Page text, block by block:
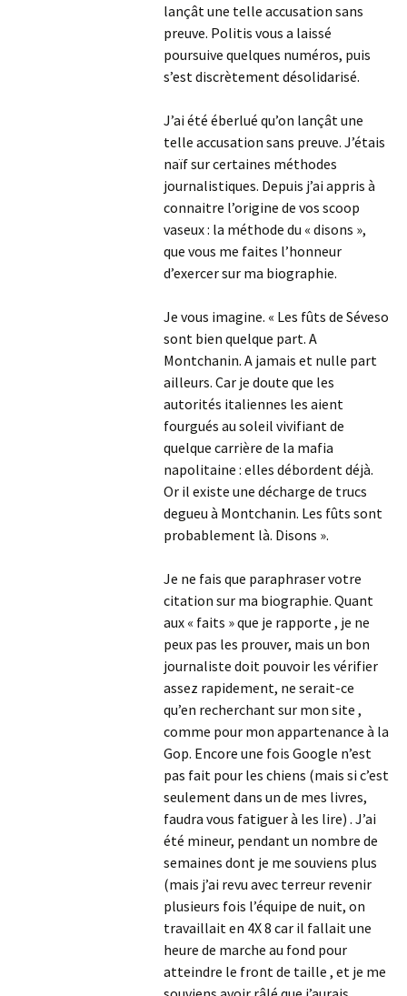
lançât une telle accusation sans
preuve. Politis vous a laissé
poursuive quelques numéros, puis
s’est discrètement désolidarisé.
J’ai été éberlué qu’on lançât une
telle accusation sans preuve. J’étais
naïf sur certaines méthodes
journalistiques. Depuis j’ai appris à
connaitre l’origine de vos scoop
vaseux : la méthode du « disons »,
que vous me faites l’honneur
d’exercer sur ma biographie.
Je vous imagine. « Les fûts de Séveso
sont bien quelque part. A
Montchanin. A jamais et nulle part
ailleurs. Car je doute que les
autorités italiennes les aient
fourgués au soleil vivifiant de
quelque carrière de la mafia
napolitaine : elles débordent déjà.
Or il existe une décharge de trucs
degueu à Montchanin. Les fûts sont
probablement là. Disons ».
Je ne fais que paraphraser votre
citation sur ma biographie. Quant
aux « faits » que je rapporte , je ne
peux pas les prouver, mais un bon
journaliste doit pouvoir les vérifier
assez rapidement, ne serait-ce
qu’en recherchant sur mon site ,
comme pour mon appartenance à la
Gop. Encore une fois Google n’est
pas fait pour les chiens (mais si c’est
seulement dans un de mes livres,
faudra vous fatiguer à les lire) . J’ai
été mineur, pendant un nombre de
semaines dont je me souviens plus
(mais j’ai revu avec terreur revenir
plusieurs fois l’équipe de nuit, on
travaillait en 4X 8 car il fallait une
heure de marche au fond pour
atteindre le front de taille , et je me